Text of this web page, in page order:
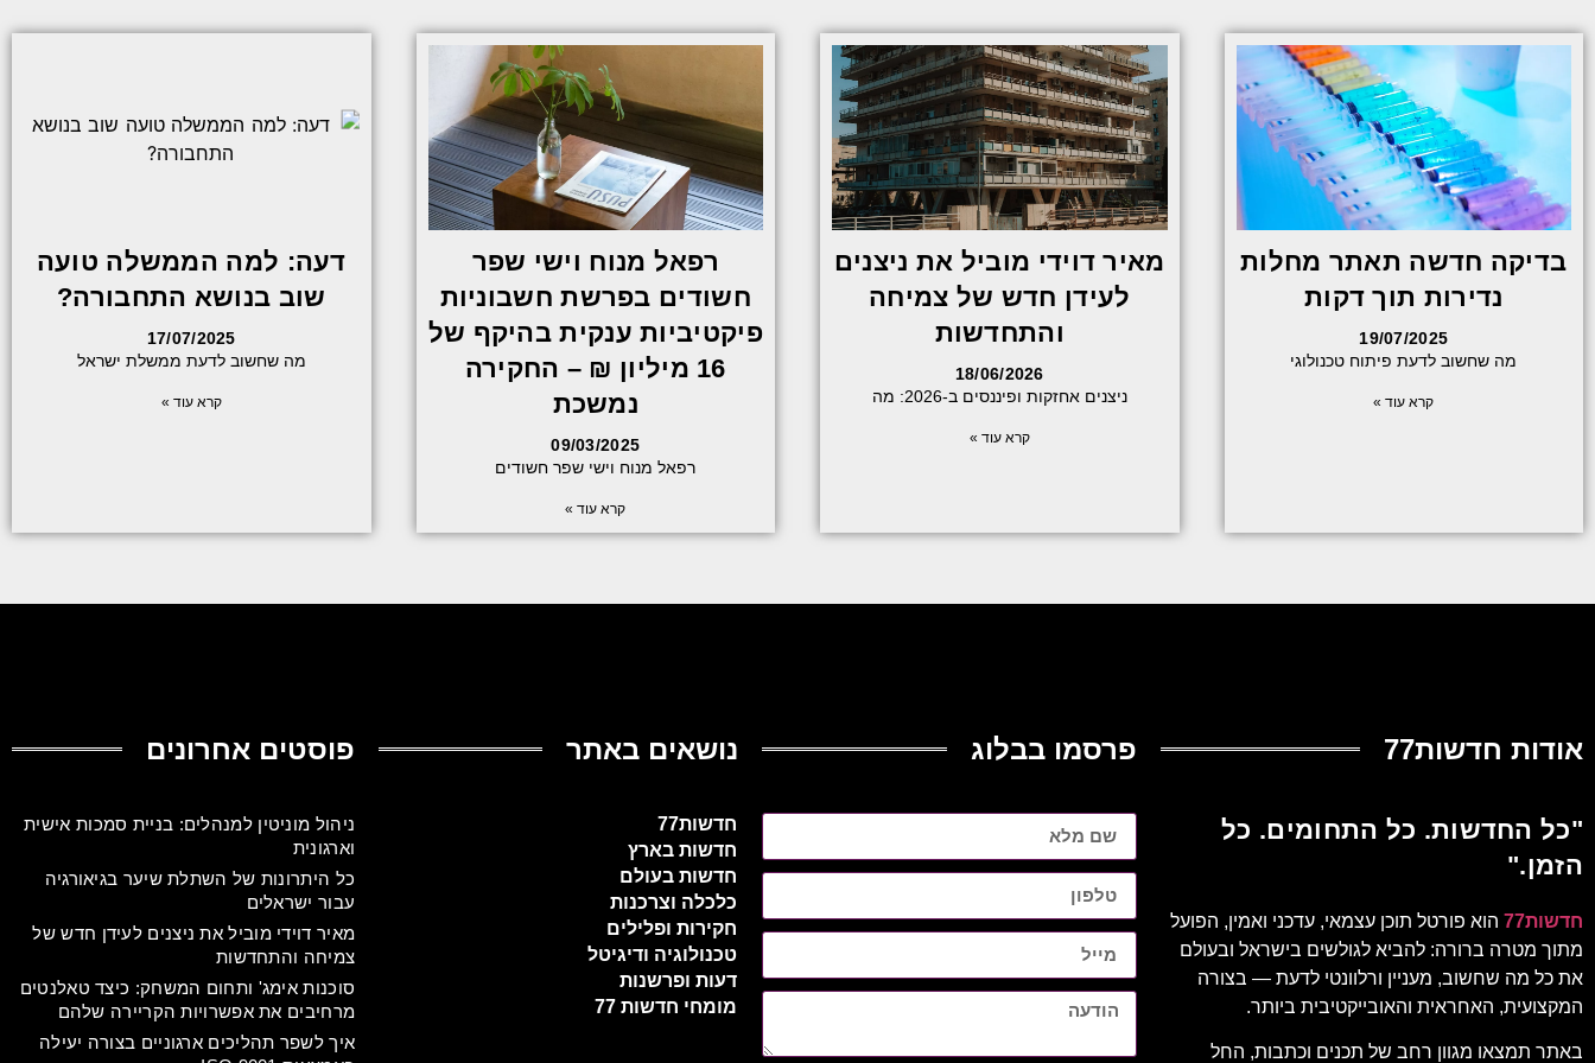
בדיקה חדשה תאתר מחלות
נדירות תוך דקות
19/07/2025
מה שחשוב לדעת פיתוח טכנולוגי
קרא עוד »
מאיר דוידי מוביל את ניצנים
לעידן חדש של צמיחה
והתחדשות
18/06/2026
ניצנים אחזקות ופיננסים ב-2026: מה
קרא עוד »
רפאל מנוח וישי שפר
חשודים בפרשת חשבוניות
פיקטיביות ענקית בהיקף של
16 מיליון ₪ – החקירה
נמשכת
09/03/2025
רפאל מנוח וישי שפר חשודים
קרא עוד »
דעה: למה הממשלה טועה
שוב בנושא התחבורה?
17/07/2025
מה שחשוב לדעת ממשלת ישראל
קרא עוד »
אודות חדשות77
"כל החדשות. כל התחומים. כל
הזמן."
חדשות77
הוא פורטל תוכן עצמאי, עדכני ואמין, הפועל
מתוך מטרה ברורה: להביא לגולשים בישראל ובעולם
את כל מה שחשוב, מעניין ורלוונטי לדעת — בצורה
המקצועית, האחראית והאובייקטיבית ביותר.
באתר תמצאו מגוון רחב של תכנים וכתבות, החל
פרסמו בבלוג נושאים באתר
חדשות77
חדשות בארץ
חדשות בעולם
כלכלה וצרכנות
חקירות ופלילים
טכנולוגיה ודיגיטל
דעות ופרשנות
מומחי חדשות 77
פוסטים אחרונים
ניהול מוניטין למנהלים: בניית סמכות אישית
וארגונית
כל היתרונות של השתלת שיער בגיאורגיה
עבור ישראלים
מאיר דוידי מוביל את ניצנים לעידן חדש של
צמיחה והתחדשות
סוכנות אימג' ותחום המשחק: כיצד טאלנטים
מרחיבים את אפשרויות הקריירה שלהם
איך לשפר תהליכים ארגוניים בצורה יעילה